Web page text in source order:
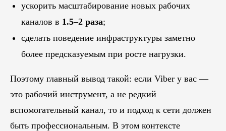
ускорить масштабирование новых рабочих
каналов в 1.5–2 раза;
сделать поведение инфраструктуры заметно
более предсказуемым при росте нагрузки.
Поэтому главный вывод такой: если Viber у вас —
это рабочий инструмент, а не редкий
вспомогательный канал, то и подход к сети должен
быть профессиональным. В этом контексте